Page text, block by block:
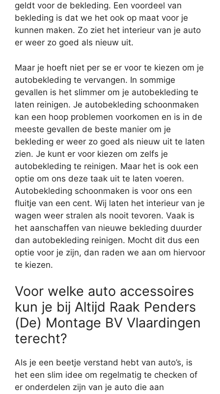
geldt voor de bekleding. Een voordeel van
bekleding is dat we het ook op maat voor je
kunnen maken. Zo ziet het interieur van je auto
er weer zo goed als nieuw uit.
Maar je hoeft niet per se er voor te kiezen om je
autobekleding te vervangen. In sommige
gevallen is het slimmer om je autobekleding te
laten reinigen. Je autobekleding schoonmaken
kan een hoop problemen voorkomen en is in de
meeste gevallen de beste manier om je
bekleding er weer zo goed als nieuw uit te laten
zien. Je kunt er voor kiezen om zelfs je
autobekleding te reinigen. Maar het is ook een
optie om ons deze taak uit te laten voeren.
Autobekleding schoonmaken is voor ons een
fluitje van een cent. Wij laten het interieur van je
wagen weer stralen als nooit tevoren. Vaak is
het aanschaffen van nieuwe bekleding duurder
dan autobekleding reinigen. Mocht dit dus een
optie voor je zijn, dan raden we aan om hiervoor
te kiezen.
Voor welke auto accessoires
kun je bij Altijd Raak Penders
(De) Montage BV Vlaardingen
terecht?
Als je een beetje verstand hebt van auto’s, is
het een slim idee om regelmatig te checken of
er onderdelen zijn van je auto die aan